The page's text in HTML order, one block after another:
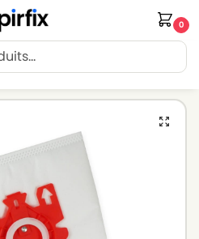
0
offerte dès 30€ d’achat.